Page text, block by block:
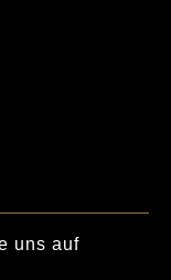
uns auf